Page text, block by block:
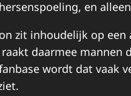
en
zit inhoudelijk op
daarmee mannen
wordt dat vaak